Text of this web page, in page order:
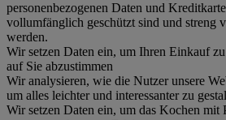
personenbezogenen Daten und
vollumfänglich geschützt sind und streng
werden.
Wir setzen Daten ein, um Ihren Einkauf
auf Sie abzustimmen
Wir analysieren, wie die Nutzer unsere
um alles leichter und interessanter zu
Wir setzen Daten ein, um das Kochen mit